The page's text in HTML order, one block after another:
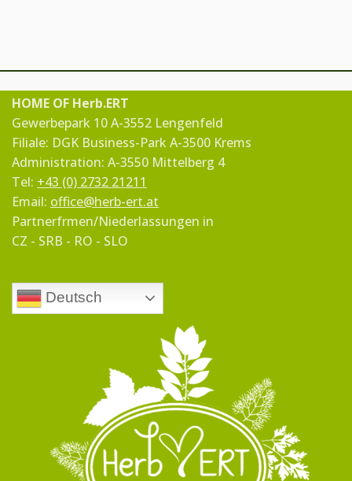
HOME OF Herb.ERT
Gewerbepark 10 A-3552 Lengenfeld
Filiale: DGK Business-Park A-3500 Krems
Administration: A-3550 Mittelberg 4
Tel: +43 (0) 2732 21211
Email: office@herb-ert.at
Partnerfrmen/Niederlassungen in
CZ - SRB - RO - SLO
Deutsch